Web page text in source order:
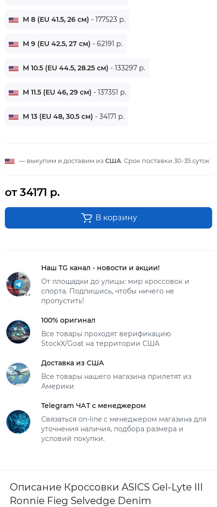
M 8 (EU 41.5, 26 см) - 177523 р.
M 9 (EU 42.5, 27 см) - 62191 р.
M 10.5 (EU 44.5, 28.25 см) - 133297 р.
M 11.5 (EU 46, 29 см) - 137351 р.
M 13 (EU 48, 30.5 см) - 34171 р.
— выкупим и доставим из США . Срок поставки 30-35 суток
от 34171 р.
В корзину
Наш TG канал - новости и акции!
От площадки до улицы: мир кроссовок и
спорта. Подпишись, чтобы ничего не
пропустить!
100% оригинал
Все товары проходят верификацию
StockX/Goat на территории США
Доставка из США
Все товары нашего магазина прилетят из
Америки
Telegram ЧАТ с менеджером
Связаться on-line с менеджером магазина для
уточнения наличия, подбора размера и
условий покупки.
Описание Кроссовки ASICS Gel-Lyte III
Ronnie Fieg Selvedge Denim